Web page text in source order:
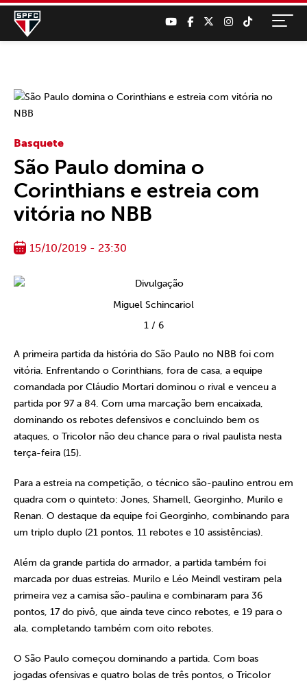
Basquete
São Paulo domina o
Corinthians e estreia com
vitória no NBB
15/10/2019 - 23:30
Miguel Schincariol
1/ 6
A primeira partida da história do São Paulo no NBB foi com
vitória. Enfrentando o Corinthians, fora de casa, a equipe
comandada por Cláudio Mortari dominou o rival e venceu a
partida por 97 a 84. Com uma marcação bem encaixada,
dominando os rebotes defensivos e concluindo bem os
ataques, o Tricolor não deu chance para o rival paulista nesta
terça-feira (15).
Para a estreia na competição, o técnico são-paulino entrou em
quadra com o quinteto: Jones, Shamell, Georginho, Murilo e
Renan. O destaque da equipe foi Georginho, combinando para
um triplo duplo (21 pontos, 11 rebotes e 10 assistências).
Além da grande partida do armador, a partida também foi
marcada por duas estreias. Murilo e Léo Meindl vestiram pela
primeira vez a camisa são-paulina e combinaram para 36
pontos, 17 do pivô, que ainda teve cinco rebotes, e 19 para o
ala, completando também com oito rebotes.
O São Paulo começou dominando a partida. Com boas
jogadas ofensivas e quatro bolas de três pontos, o Tricolor